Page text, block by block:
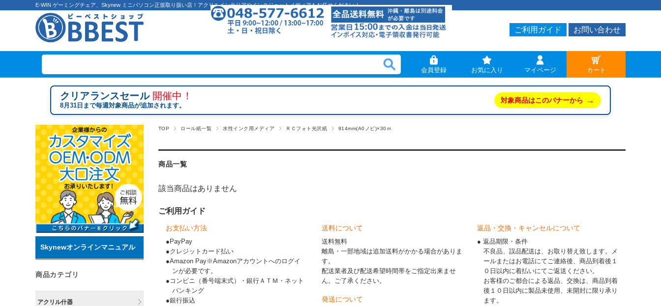
E-WIN ゲーミングチェア、Skynew ミニパソコン正規取り扱い店！アクリルインテリアやインクジェットメディアもお任せください！
ご利用ガイド お問い合わせ
会員登録 お気に入り マイページ カート
クリアランスセール 開催中！
8月31日まで毎週対象商品が追加されます。
対象商品はこのバナーから →
TOP ロール紙一覧 水性インク用メディア ＲＣフォト光沢紙 914mm(A0ノビ)×30ｍ
商品一覧
該当商品はありません
ご利用ガイド
お支払い方法
●PayPay
●クレジットカード払い
●Amazon Pay※Amazonアカウントへのログイ
ンが必要です。
●コンビニ（番号端末式）・銀行ＡＴＭ・ネット
バンキング
●銀行振込
送料について
送料無料
離島・一部地域は追加送料がかかる場合がありま
す。
配送業者及び配送希望時間帯をご指定出来ませ
ん。ご了承ください。
発送について
返品・交換・キャンセルについて
● 返品期限・条件
不良品、誤品配送は、お取り替え致します。メ
ールまたはお電話にてご連絡後、商品到着後１
０日以内に着払いにてご返送ください。
お客様のご都合による返品、交換は、商品到着
後１０日以内に製品未使用、未開封に限り承り
ます。
Skynewオンラインマニュアル
商品カテゴリ
アクリル什器